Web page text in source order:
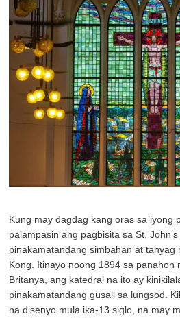
Kung may dagdag kang oras sa iyong
palampasin ang pagbisita sa St.
pinakamatandang simbahan at tanyag
Kong. Itinayo noong 1894 sa panahon
Britanya, ang katedral na ito ay
pinakamatandang gusali sa lungsod.
na disenyo mula ika-13 siglo, na may